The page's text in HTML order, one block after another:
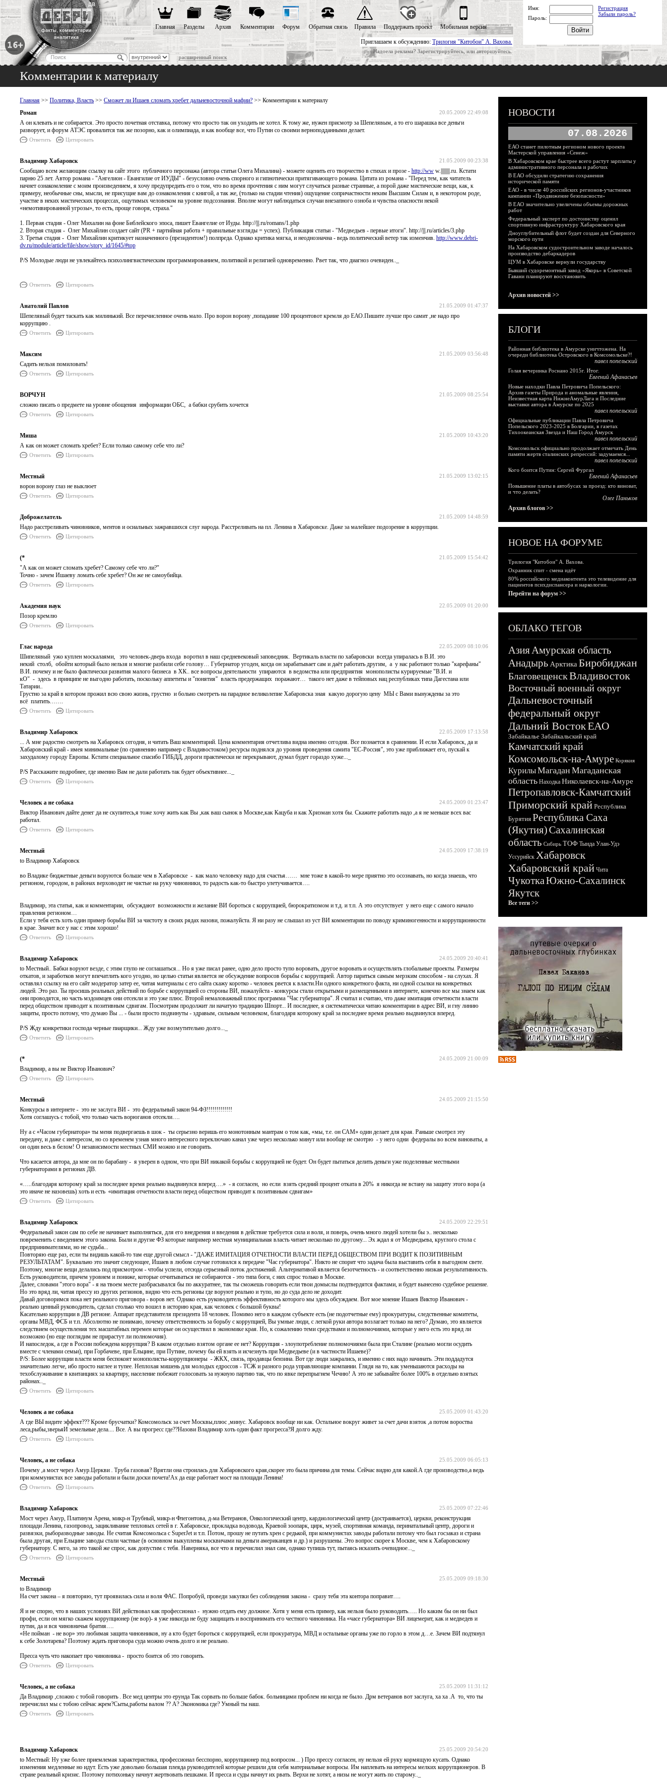
Приглашаем к обсуждению: Трилогия "Китобои" А. Вахова.
Надоела реклама? Зарегистрируйтесь, или авторизуйтесь.
расширенный поиск
Главная Разделы Архив Комментарии Форум Обратная связь Правила Поддержать проект Мобильная версия
Имя:
Регистрация
Забыли пароль?
Пароль:
Комментарии к материалу
Главная >> Политика, Власть >> Сможет ли Ишаев сломать хребет дальневосточной мафии? >> Комментарии к материалу
20.05.2009 22:49:08
Роман
А он клевать и не собирается. Это просто почетная отставка, потому что просто так он уходить не хотел. К тому же, нужен присмотр за Шепелявым, а то его шарашка все деньги
разворует, и форум АТЭС провалится так же позорно, как и олимпиада, и как вообще все, что Путин со своими верноподданными делает.
Ответить Цитировать
21.05.2009 00:23:38
Владимир Хабаровск
Сообщаю всем желающим ссылку на сайт этого публичного персонажа (автора статьи Олега Михалина) - можете оценить его творчество в стихах и прозе - http://ww w.|||||||||.ru. Кстати
парню 25 лет. Автор романа - "Ангелион - Евангилие от ИУДЫ" - безусловно очень спорного и гипнотически притягивающего романа. Цитата из романа - "Перед тем, как читатель
начнет ознакомление с моим произведением, я хочу предупредить его о том, что во время прочтения с ним могут случаться разные странные, а порой даже мистические вещи, как, к
примеру, необычные сны, мысли, не присущие вам до ознакомления с книгой, а так же, (только на стадии чтения) ощущение сопричастности неким Высшим Силам и, в некотором роде,
участие в неких мистических процессах, ощутимых человеком на уровне подсознания. Вполне могут наблюдаться случаи внезапного озноба и чувства опасности некой
«немотивированной угрозы», то есть, проще говоря, страха."
1. Первая стадия - Олег Михалин на фоне Библейского эпоса, пишет Евангелие от Иуды. http://|||.ru/romans/1.php
2. Вторая стадия - Олег Михайлин создает сайт (PR + партийная работа + правильные взгляды = успех). Публикация статьи - "Медведьев - первые итоги". http://|||.ru/articles/3.php
3. Третья стадия - Олег Михайлин критикует назначенного (президентом!) полпреда. Однако критика мягка, и неоднозначна - ведь политический ветер так изменчив. http://www.debri-
dv.ru/module/article/file/show/story_id/1645/#top
P/S Молодые люди не увлекайтесь психолингвистическим программированием, политикой и религией одновременно. Рвет так, что диагноз очевиден.._
Ответить Цитировать
21.05.2009 01:47:37
Анатолий Павлов
Шепелявый будет таскать как милинький. Все перечисленное очень мало. Про ворон ворону ,попадание 100 процентовот кремля до ЕАО.Пишите лучше про самит ,не надо про
коррупцию .
Ответить Цитировать
21.05.2009 03:56:48
Максим
Садить нельзя помиловать!
Ответить Цитировать
21.05.2009 08:25:54
ВОРЧУН
сложно писать о предмете на уровне обощения информации ОБС, а бабки срубить хочется
Ответить Цитировать
21.05.2009 10:43:20
Миша
А как он может сломать хребет? Если только самому себе что ли?
Ответить Цитировать
21.05.2009 13:02:15
Местный
ворон ворону глаз не выклюет
Ответить Цитировать
21.05.2009 14:48:59
Доброжелатель
Надо расстреливать чиновников, ментов и осиальных зажравшихся слуг народа. Расстреливать на пл. Ленина в Хабаровске. Даже за малейшее подозрение в коррупции.
Ответить Цитировать
21.05.2009 15:54:42
(*
"А как он может сломать хребет? Самому себе что ли?"
Точно - зачем Ишаеву ломать себе хребет? Он же не самоубийца.
Ответить Цитировать
22.05.2009 01:20:00
Академия наук
Позор кремлю
Ответить Цитировать
22.05.2009 08:10:06
Глас народа
Шипелявый ужо куплен москалаями, это человек-дверь входа воротил в наш средневековый заповедник. Вертикаль власти по хабаровски всегда упиралась в В.И. это
некий столб, обойти который было нельзя и многие разбили себе голову… Губернатор угоден, когда он зарабатывает сам и даёт работать другим, а у нас работают только "карефаны"
В.И. почему и не было фактически развития малого бизнеса в ХК.. все вопросы деятельности упираются в ведомства или предприятия монополисты курируемые "В.И. и
кО" - здесь в принципе не выгодно работать, поскольку аппетиты и "понятия" власть предержащих поражают… такого нет даже в тейповых нац республиках типа Дагестана или
Татарии..
Грустно за край в котором прожил всю свою жизнь, грустно и больно смотреть на парадное великолепие Хабаровска зная какую дорогую цену МЫ с Вами вынуждены за это
всё платить…….
Ответить Цитировать
22.05.2009 17:13:58
Владимир Хабаровск
... А мне радостно смотреть на Хабаровск сегодня, и читать Ваш комментарий. Цена комментария отчетлива видна именно сегодня. Все познается в сравнении. И если Хабаровск, да и
Хабаровский край - имея минимальные (по сравнению например с Владивостоком) ресурсы поднялся до уровня проведения самита "ЕС-Россия", это уже приближает его, пускай к
захудалому городу Европы. Кстати специальное спасибо ГИБДД, дороги практически не перекрывают, думал будет гораздо хуже..._
P/S Расскажите подробнее, где именно Вам не дали работать так будет объективнее..._
Ответить Цитировать
24.05.2009 01:23:47
Человек а не собака
Виктор Иванович дайте денег да не скупитесь,я тоже хочу жить как Вы ,как ваш сынок в Москве,как Кацуба и как Хризман хотя бы. Скажите работать надо ,а я не меньше всех вас
работал.
Ответить Цитировать
24.05.2009 17:38:19
Местный
to Владимир Хабаровск
во Владике бюджетные деньги воруются больше чем в Хабаровске - как мало человеку надо для счастья…… мне тоже в какой-то мере приятно это осознавать, но когда знаешь, что
регионом, городом, в районах верховодят не чистые на руку чиновники, то радость как-то быстро улетучивается….
Владимир, эта статья, как и комментарии, обсуждают возможности и желание ВИ бороться с коррупцией, бюрократизмом и т.д. и т.п. А это отсутствует у него еще с самого начало
правления регионом…
Если у тебя есть хоть один пример борьбы ВИ за чистоту в своих рядах назови, пожалуйста. Я ни разу не слышал из уст ВИ комментарии по поводу криминогенности и коррупционности
в крае. Значит все у нас с этим хорошо!
Ответить Цитировать
24.05.2009 20:40:41
Владимир Хабаровск
to Местный.. Бабки воруют везде, с этим глупо не соглашаться... Но я уже писал ранее, одно дело просто тупо воровать, другое воровать и осуществлять глобальные проекты. Размеры
откатов, и заработков могут впечатлить кого угодно, но целью статьи является не обсуждение вопросов борьбы с коррупцией. Автор париться самым мерзким способом - на слухах. Я
оставлял ссылку на его сайт модератор затер ее, читая материалы с его сайта скажу коротко - человек рвется к власти.Ни одного конкретного факта, ни одной ссылки на конкретных
людей. Это раз. Ты просишь реальных действий по борьбе с коррупцией со стороны ВИ, пожалуйста - конкурсы стали открытыми и размещенными в интернете, конечно все мы знаем как
они проводятся, но часть мздоимцев они отсекли и это уже плюс. Второй немаловажный плюс программа "Час губернатора". Я считал и считаю, что даже имитация отчетности власти
перед обществом приводит к позитивным сдвигам. Посмотрим продолжит ли начатую традицию Шпорт... И последнее, я систематически читаю комментарии в адрес ВИ, и гну линию
защиты, просто потому, что думаю Вы ... - были просто подвинуты - здравым, сильным человеком, благодаря которому край за последнее время реально выдвинулся вперед.
P/S Жду конкретики господа черные пиарщики... Жду уже возмутительно долго..._
Ответить Цитировать
24.05.2009 21:00:09
(*
Владимир, а вы не Виктор Иванович?
Ответить Цитировать
24.05.2009 21:15:50
Местный
Конкурсы в интернете - это не заслуга ВИ - это федеральный закон 94-ФЗ!!!!!!!!!!!!!
Хотя соглашусь с тобой, что только часть ворюганов отсекли….
Ну а с «Часом губернатора» ты меня подвергаешь в шок - ты серьезно веришь его монотонным мантрам о том как, «мы, т.е. он САМ» один делает для края. Раньше смотрел эту
передачу, и даже с интересом, но со временем узнав много интересного переключаю канал уже через несколько минут или вообще не смотрю - у него одни федералы во всем виноваты, а
он один весь в белом! О независимости местных СМИ можно и не говорить.
Что касается автора, да мне он по барабану - я уверен в одном, что при ВИ никакой борьбы с коррупцией не будет. Он будет пытаться делить деньги уже поделенные местными
губернаторами в регионах ДВ.
«…..благодаря которому край за последнее время реально выдвинулся вперед….» - я согласен, но если взять средний процент отката в 20% я никогда не встану на защиту этого вора (а
это иначе не назовешь) хоть и есть «имитация отчетности власти перед обществом приводит к позитивным сдвигам»
Ответить Цитировать
24.05.2009 22:29:51
Владимир Хабаровск
Федеральный закон сам по себе не начинает выполняться, для его внедрения и введения в действие требуется сила и воля, и поверь, очень много людей хотели бы э.. несколько
повременить с введением этого закона. Были и другие ФЗ которые например местная муниципальная власть читает несколько по другому... Эх ждал я от Медведьева, круглого стола с
предпринимателями, но не судьба...
Повторяю еще раз, если ты видишь какой-то там еще другой смысл - "ДАЖЕ ИМИТАЦИЯ ОТЧЕТНОСТИ ВЛАСТИ ПЕРЕД ОБЩЕСТВОМ ПРИ ВОДИТ К ПОЗИТИВНЫМ
РЕЗУЛЬТАТАМ". Буквально это значит следующее, Ишаев в любом случае готовился к передаче "Час губернатора". Никто не спорит что задача была выставить себя в выгодном свете.
Поэтому, многие вещи делались под присмотром - чтобы успели, отсюда серьезный поток достижений. Альтернативой является безотчетность - и соответственно низкая результативность.
Есть руководители, причем уровнем и пониже, которые отчитываться не собираются - это типа боги, с них спрос только в Москве.
Далее, словами "этого вора" - я на твоем месте разбрасывался бы по аккуратнее, так ты сможешь говорить если твои домыслы подтвердятся фактами, и будет вынесено судебное решение.
Но это вряд ли, читая прессу из других регионов, видно что есть регионы где воруют реально и тупо, но до суда дело не доходит.
Давай договоримся пока нет реального приговора - воров нет. Однако есть руководитель эффективность которого мы здесь обсуждаем. Вот мое мнение Ишаев Виктор Иванович -
реально ценный руководитель, сделал столько что вошел в историю края, как человек с большой буквы!
Касательно коррупции в ДВ регионе. Аппарат представителя президента 18 человек. Помимо него в каждом субъекте есть (не подотчетные ему) прокуратуры, следственные комитеты,
органы МВД, ФСБ и т.п. Абсолютно не понимаю, почему ответственность за борьбу с коррупцией, Вы умные люди, с легкой руки автора возлагает только на него? Думаю, это является
следствием осуществления тех масштабных перемен которые он осуществил в экономике края. Но, к сожалению теми средствами и полномочиями, которые у него есть это вряд ли
возможно (но еще поглядим не прирастут ли полномочия).
И напоследок, а где в России побеждена коррупция? В каком отдельно взятом органе ее нет? Коррупция - злоупотребление полномочиями была при Сталине (реально могли осудить
вместе с членами семьи), при Горбачеве, при Ельцине, при Путине, почему бы ей взять и исчезнуть при Медведьеве (и в частности Ишаеве)?
P/S: Более коррупции власти меня беспокоят монополисты-коррупционеры - ЖКХ, связь, продавцы бензина. Вот где люди зажрались, и именно с них надо начинать. Эти поддадутся
значительно легче, ибо просто наглее и тупее. Неплохая мишень для молодых едроссов - ТСЖ и разного рода управляющие компании. Глядя на то, как уменьшаются расходы на
техобслуживание в квитанциях за квартиру, население побежит голосовать за нужную партию так, что по явке перепрыгнем Чечню! А это не забывайте более 100% в отдельно взятых
районах.._
Ответить Цитировать
25.05.2009 01:43:20
Человек а не собака
А где ВЫ видите эффект??? Кроме брусчатки? Комсомольск за счет Москвы,плюс ,минус. Хабаровск вообще ни как. Остальное вокруг живет за счет дачи взяток ,а потом вороства
леса,рыбы,зверьяИ земельные дела.... Все. А вы прогресс где??Назови Владимир хоть один факт прогресса?Я долго жду.
Ответить Цитировать
25.05.2009 06:05:13
Человек, а не собака
Почему ,а мост через Амур.Церкви . Труба газовая? Врятли она строилась для Хабаровского края,скорее это была причина для темы. Сейчас видно для какой.А где производство,а ведь
при коммунистах все заводы работали и были доски почета!Ах да еще работает мост на площади Ленина!
Ответить Цитировать
25.05.2009 07:22:46
Владимир Хабаровск
Мост через Амур, Платинум Арена, микр-н Трубный, микр-н Флегонтова, д-ма Ветеранов, Онкологический центр, кардиологический центр (достраивается), церкви, реконструкция
площади Ленина, газопровод, зацикливание тепловых сетей в г. Хабаровске, прокладка водовода, Краевой зоопарк, цирк, музей, спортивная команда, перинатальный центр, дороги и
развязки, рыборазводные заводы. Не считая Комсомольса с SuperJet и т.п. Потом, прошу не путать хрен с редькой, при коммунистах заводы работали потому что был госзаказ и страна
была другая, при Ельцине заводы стали частные (в основном выкуплены москвичами на деньги американцев и др.) и разрушены. Это вопрос скорее к Москве, чем к Хабаровскому
губернатору. С него, за это такой же спрос, как допустим с тебя. Наверняка, все что я перечислил знал сам, однако тупишь тут, пытаясь исказить очевидное..._
Ответить Цитировать
25.05.2009 09:18:30
Местный
to Владимир
На счет закона – я повторяю, тут проявилась сила и воля ФАС. Попробуй, проведи закупки без соблюдения закона - сразу тебя эта контора поправит….
Я и не спорю, что в наших условиях ВИ действовал как профессионал - нужно отдать ему должное. Хотя у меня есть пример, как нельзя было руководить….. Но каким бы он ни был
профи, если он мягко скажем коррупционер (не вор)- я уже никогда не буду защищать и воспринимать его честного чиновника. На «часе губернатора» ВИ лицемерит, как и медведев и
путин, да и вся чиновничья братия….
«Не пойман - не вор» это любимая защита чиновников, ну а кто будет бороться с коррупцией, если прокуратура, МВД и остальные органы уже по горло в этом д…е. Зачем ВИ подтянул
к себе Золотарева? Поэтому ждать приговора суда можно очень долго и не реально.
Пресса чуть что накопает про чиновника - просто боится об это говорить.
Ответить Цитировать
25.05.2009 11:31:12
Человек, а не собака
Да Владимир ,сложно с тобой говорить . Все мед центры это ерунда Так сорвать по больше бабок. больницами проблем ни когда не было. Дрм ветеранов вот заслуга, ха ха .А то, что ты
перечислил мы с тобою сейчас жрем?Сыты,работы валом ?? А? Экономика где? Умный ты наш.
Ответить Цитировать
25.05.2009 20:54:20
Владимир Хабаровск
to Местный: Ну уже более приемлемая характеристика, профессионал бесспорно, коррупционер под вопросом... ) Про прессу согласен, ну нельзя ей руку кормящую кусать. Однако
изменения медленные но идут. Есть уже довольно большая плеяда руководителей которые решили для себя материальные вопросы. Им наплевать на интересы мелких коррупционеров. В
стране реальный кризис. Поэтому потихоньку начнут жертвовать пешками. И пресса и суды начнут их рвать. Верхи не хотят, а низы не могут жить по старому.._
НОВОСТИ
07.08.2026
ЕАО станет пилотным регионом нового проекта
Мастерской управления «Сенеж»
В Хабаровском крае быстрее всего растут зарплаты у
административного персонала и рабочих
В ЕАО обсудили стратегию сохранения
исторической памяти
ЕАО - в числе 40 российских регионов-участников
кампании «Продвижение безопасности»
В ЕАО значительно увеличены объемы дорожных
работ
Федеральный эксперт по достоинству оценил
спортивную инфраструктуру Хабаровского края
Дноуглубительный флот будет создан для Северного
морского пути
На Хабаровском судостроительном заводе началось
производство дебаркадеров
ЦУМ в Хабаровске вернули государству
Бывший судоремонтный завод «Якорь» в Советской
Гавани планируют восстановить
Архив новостей >>
БЛОГИ
Районная библиотека в Амурске уничтожена. На
очереди библиотека Островского в Комсомольске?!
павел попельский
Голая вечеринка Роснано 2015г. Итог.
Евгений Афанасьев
Новые находки Павла Петровича Попельского:
Архив газеты Природа и аномальные явления,
Неизвестная карта НижнеАмурЛага и Последние
выставки автора в Амурске по 2025
павел попельский
Официальные публикации Павла Петровича
Попельского 2023-2025 в Болгарии, в газетах
Тихоокеанская Звезда и Наш Город Амурск
павел попельский
Комсомольск официально продолжает отмечать День
памяти жертв сталинских репрессий: задумаемся...
павел попельский
Кого боится Путин: Сергей Фургал
Евгений Афанасьев
Повышение платы в автобусах за проезд: кто виноват,
и что делать?
Олег Паньков
Архив блогов >>
НОВОЕ НА ФОРУМЕ
Трилогия "Китобои" А. Вахова.
Охранник спит - смена идёт
80% российского медиаконтента это телевидение для
пациентов психдиспансера и наркологии.
Перейти на форум >>
ОБЛАКО ТЕГОВ
АзияАмурская область
Анадырь Арктика Биробиджан
БлаговещенскВладивосток
Восточный военный округ
Дальневосточный
федеральный округ
Дальний ВостокЕАО
Забайкалье Забайкальский край
Камчатский край
Комсомольск-на-Амуре Корякия
КурилыМагадан Магаданская
область Находка Николаевск-на-Амуре
Петропавловск-Камчатский
Приморский край Республика
Бурятия Республика Саха
(Якутия)Сахалинская
область Сибирь ТОФ Тында Улан-Удэ
Уссурийск Хабаровск
Хабаровский край Чита
ЧукоткаЮжно-Сахалинск
Якутск
Все теги >>